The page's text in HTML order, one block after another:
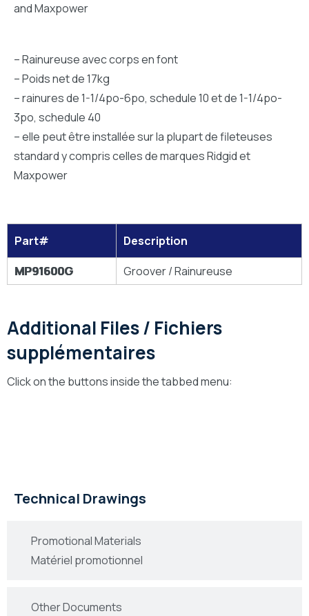
and Maxpower
– Rainureuse avec corps en font
– Poids net de 17kg
– rainures de 1-1/4po-6po, schedule 10 et de 1-1/4po-
3po, schedule 40
– elle peut être installée sur la plupart de fileteuses
standard y compris celles de marques Ridgid et
Maxpower
Part#
Description
MP91600G
Groover / Rainureuse
Additional Files / Fichiers
supplémentaires
Click on the buttons inside the tabbed menu:
Promotional Materials
Matériel promotionnel
Other Documents
Technical Drawings